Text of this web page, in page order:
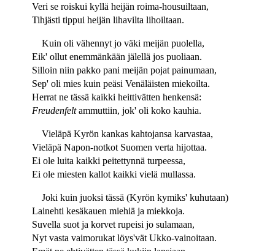
Veri se roiskui kyllä heijän roima-housuiltaan,
Tihjästi tippui heijän lihavilta lihoiltaan.
Kuin oli vähennyt jo väki meijän puolella,
Eik' ollut enemmänkään jälellä jos puoliaan.
Silloin niin pakko pani meijän pojat painumaan,
Sep' oli mies kuin peäsi Venäläisten miekoilta.
Herrat ne tässä kaikki heittivätten henkensä:
Freudenfeltammuttiin, jok' oli koko kauhia.
Vieläpä Kyrön kankas kahtojansa karvastaa,
Vieläpä Napon-notkot Suomen verta hijottaa.
Ei ole luita kaikki peitettynnä turpeessa,
Ei ole miesten kallot kaikki vielä mullassa.
Joki kuin juoksi tässä (Kyrön kymiks' kuhutaan)
Lainehti kesäkauen miehiä ja miekkoja.
Suvella suot ja korvet rupeisi jo sulamaan,
Nyt vasta vaimorukat löys'vät Ukko-vainoitaan.